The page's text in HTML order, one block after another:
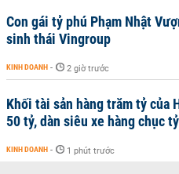
Con gái tỷ phú Phạm Nhật
sinh thái Vingroup
KINH DOANH - 2 giờ trước
Khối tài sản hàng trăm tỷ của
50 tỷ, dàn siêu xe hàng chục
KINH DOANH - 1 phút trước